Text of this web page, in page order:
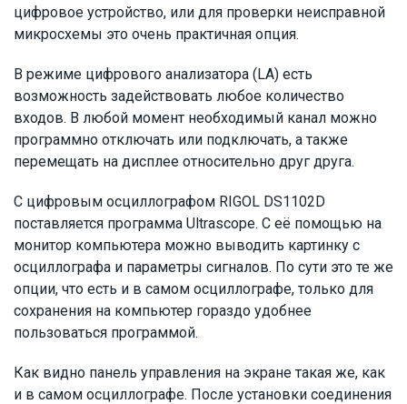
цифровое устройство, или для проверки неисправной
микросхемы это очень практичная опция.
В режиме цифрового анализатора (LA) есть
возможность задействовать любое количество
входов. В любой момент необходимый канал можно
программно отключать или подключать, а также
перемещать на дисплее относительно друг друга.
С цифровым осциллографом RIGOL DS1102D
поставляется программа Ultrascope. С её помощью на
монитор компьютера можно выводить картинку с
осциллографа и параметры сигналов. По сути это те же
опции, что есть и в самом осциллографе, только для
сохранения на компьютер гораздо удобнее
пользоваться программой.
Как видно панель управления на экране такая же, как
и в самом осциллографе. После установки соединения